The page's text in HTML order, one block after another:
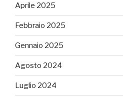
Aprile 2025
Febbraio 2025
Gennaio 2025
Agosto 2024
Luglio 2024